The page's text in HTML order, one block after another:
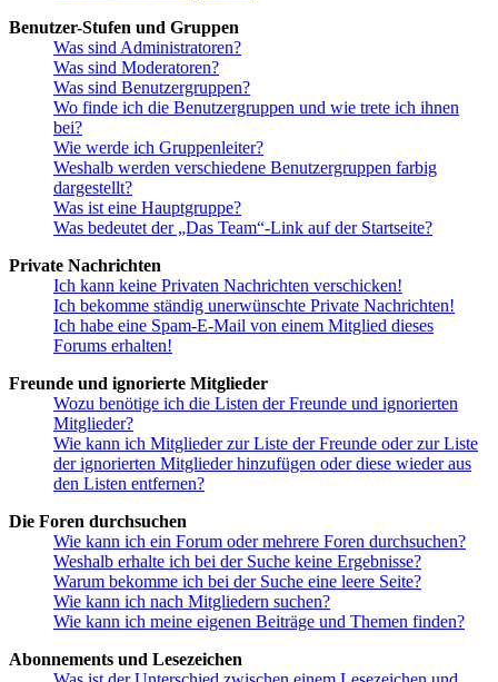
Benutzer-Stufen und Gruppen
Was sind Administratoren?
Was sind Moderatoren?
Was sind Benutzergruppen?
Wo finde ich die Benutzergruppen und wie trete ich ihnen
bei?
Wie werde ich Gruppenleiter?
Weshalb werden verschiedene Benutzergruppen farbig
dargestellt?
Was ist eine Hauptgruppe?
Was bedeutet der „Das Team“-Link auf der Startseite?
Private Nachrichten
Ich kann keine Privaten Nachrichten verschicken!
Ich bekomme ständig unerwünschte Private Nachrichten!
Ich habe eine Spam-E-Mail von einem Mitglied dieses
Forums erhalten!
Freunde und ignorierte Mitglieder
Wozu benötige ich die Listen der Freunde und ignorierten
Mitglieder?
Wie kann ich Mitglieder zur Liste der Freunde oder zur Liste
der ignorierten Mitglieder hinzufügen oder diese wieder aus
den Listen entfernen?
Die Foren durchsuchen
Wie kann ich ein Forum oder mehrere Foren durchsuchen?
Weshalb erhalte ich bei der Suche keine Ergebnisse?
Warum bekomme ich bei der Suche eine leere Seite?
Wie kann ich nach Mitgliedern suchen?
Wie kann ich meine eigenen Beiträge und Themen finden?
Abonnements und Lesezeichen